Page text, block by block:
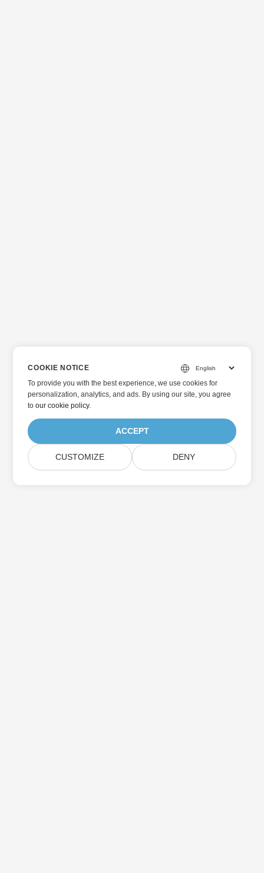
COOKIE NOTICE
To provide you with the best experience, we use cookies for
personalization, analytics, and ads. By using our site, you agree
toour cookie policy.
ACCEPT
CUSTOMIZE DENY